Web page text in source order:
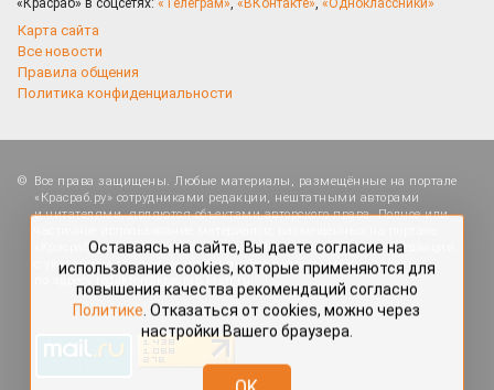
«Красраб» в соцсетях: «Телеграм», «ВКонтакте», «Одноклассники»
Карта сайта
Все новости
Правила общения
Политика конфиденциальности
Все права защищены. Любые материалы, размещённые на портале
«Красраб.ру» сотрудниками редакции, нештатными авторами
и читателями, являются объектами авторского права. Полное или
«Красраб.ру», допускается только с письменного согласия редакции
с указанием ссылки на источник. Все вопросы можно задать
redaktor@krasrab.krsn.ru
Оставаясь на сайте, Вы даете согласие на
использование cookies, которые применяются для
повышения качества рекомендаций согласно
Политике. Отказаться от cookies, можно через
настройки Вашего браузера.
OK